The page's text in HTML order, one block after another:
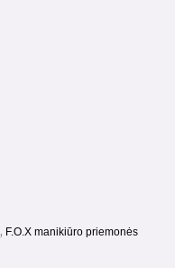
, F.O.X manikiūro priemonės